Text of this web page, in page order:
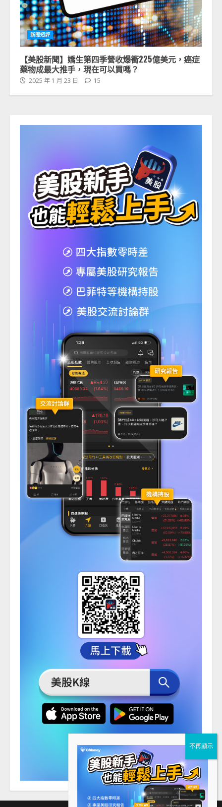
新聞短評
【美股新聞】嬌生第四季營收爆衝225億美元，癌症
藥物成最大推手，現在可以買嗎？
2025 年 1 月 23 日 15